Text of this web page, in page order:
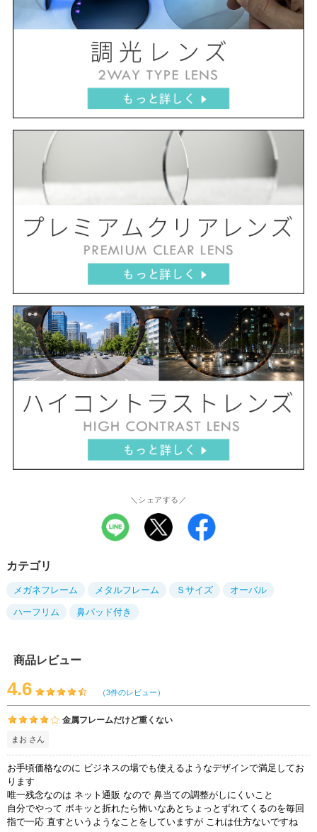
＼シェアする／
カテゴリ
メガネフレーム メタルフレーム Ｓサイズ オーバル
ハーフリム 鼻パッド付き
商品レビュー
4.6 （3件のレビュー）
金属フレームだけど重くない
まお さん
お手頃価格なのに ビジネスの場でも使えるようなデザインで満足してお
ります
唯一残念なのは ネット通販 なので 鼻当ての調整がしにくいこと
自分でやって ボキッと折れたら怖いなあとちょっとずれてくるのを毎回
指で一応 直すというようなことをしていますが これは仕方ないですね